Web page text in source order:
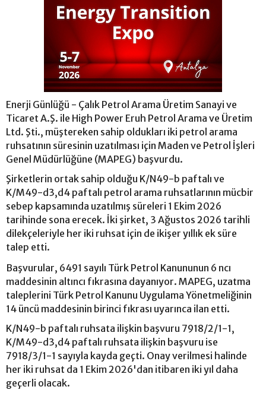
Enerji Günlüğü - Çalık Petrol Arama Üretim Sanayi ve
Ticaret A.Ş. ile High Power Eruh Petrol Arama ve Üretim
Ltd. Şti., müştereken sahip oldukları iki petrol arama
ruhsatının süresinin uzatılması için Maden ve Petrol İşleri
Genel Müdürlüğüne (MAPEG) başvurdu.
Şirketlerin ortak sahip olduğu K/N49-b paftalı ve
K/M49-d3,d4 paftalı petrol arama ruhsatlarının mücbir
sebep kapsamında uzatılmış süreleri 1 Ekim 2026
tarihinde sona erecek. İki şirket, 3 Ağustos 2026 tarihli
dilekçeleriyle her iki ruhsat için de ikişer yıllık ek süre
talep etti.
Başvurular, 6491 sayılı Türk Petrol Kanununun 6 ncı
maddesinin altıncı fıkrasına dayanıyor. MAPEG, uzatma
taleplerini Türk Petrol Kanunu Uygulama Yönetmeliğinin
14 üncü maddesinin birinci fıkrası uyarınca ilan etti.
K/N49-b paftalı ruhsata ilişkin başvuru 7918/2/1-1,
K/M49-d3,d4 paftalı ruhsata ilişkin başvuru ise
7918/3/1-1 sayıyla kayda geçti. Onay verilmesi halinde
her iki ruhsat da 1 Ekim 2026'dan itibaren iki yıl daha
geçerli olacak.